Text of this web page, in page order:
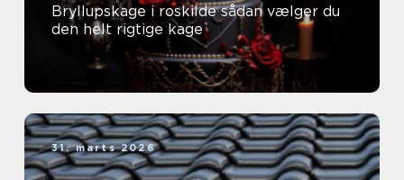
Bryllupskage i roskilde sådan vælger du
den helt rigtige kage
31. marts 2026